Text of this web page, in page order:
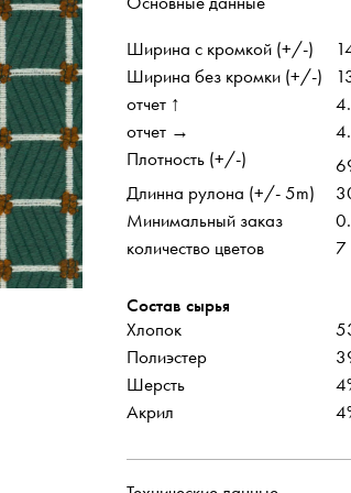
Instagram
Ширина с кромкой (+/-)
Ширина без кромки (+/-)
отчет ↑
отчет →
Плотность (+/-)
Длинна рулона (+/- 5m)
Минимальный заказ
количество цветов
7
Состав сырья
Хлопок
Полиэстер
Шерсть
Акрил